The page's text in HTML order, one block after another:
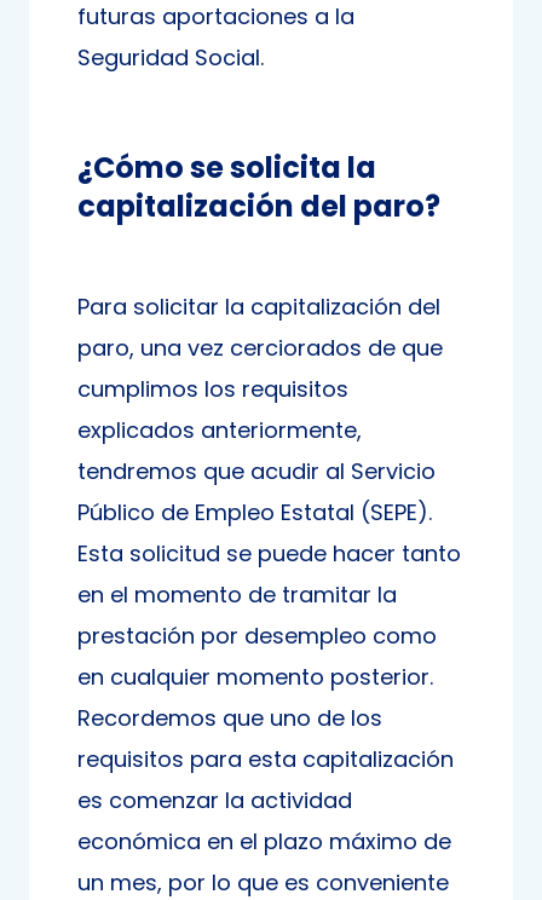
futuras aportaciones a la
Seguridad Social.
¿Cómo se solicita la
capitalización del paro?
Para solicitar la capitalización del
paro, una vez cerciorados de que
cumplimos los requisitos
explicados anteriormente,
tendremos que acudir al Servicio
Público de Empleo Estatal (SEPE).
Esta solicitud se puede hacer tanto
en el momento de tramitar la
prestación por desempleo como
en cualquier momento posterior.
Recordemos que uno de los
requisitos para esta capitalización
es comenzar la actividad
económica en el plazo máximo de
un mes, por lo que es conveniente